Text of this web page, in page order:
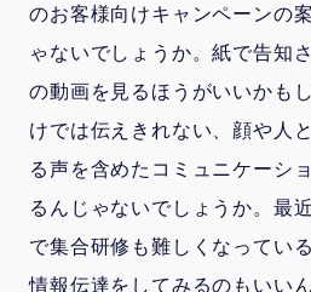
のお客様向けキャンペーンの
ゃないでしょうか。紙で告知
の動画を見るほうがいいかも
けでは伝えきれない、顔や人
る声を含めたコミュニケーシ
るんじゃないでしょうか。最
で集合研修も難しくなってい
情報伝達をしてみるのもいい